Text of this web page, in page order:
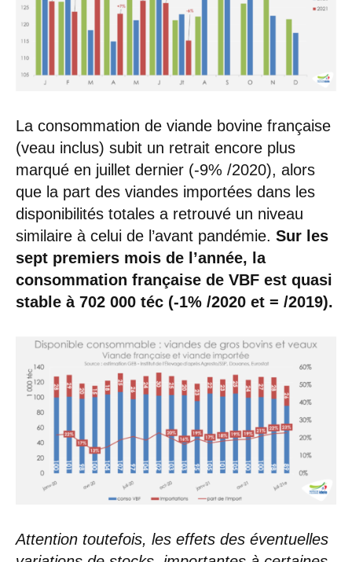
La consommation de viande bovine française
(veau inclus) subit un retrait encore plus
marqué en juillet dernier (-9% /2020), alors
que la part des viandes importées dans les
disponibilités totales a retrouvé un niveau
similaire à celui de l’avant pandémie. Sur les
sept premiers mois de l’année, la
consommation française de VBF est quasi
stable à 702 000 téc (-1% /2020 et = /2019).
Attention toutefois, les effets des éventuelles